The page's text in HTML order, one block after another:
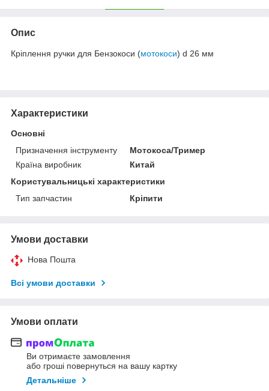
Опис
Кріплення ручки для Бензокоси (мотокоси) d 26 мм
Характеристики
Основні
Призначення інструменту
Мотокоса/Тример
Країна виробник
Китай
Користувальницькі характеристики
Тип запчастин
Кріпити
Умови доставки
Нова Пошта
Всі умови доставки
Умови оплати
Ви отримаєте замовлення
або гроші повернуться на вашу картку
Детальніше